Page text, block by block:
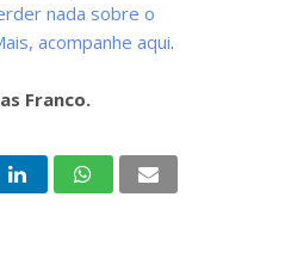
nada sobre o
acompanhe aqui.
Franco.